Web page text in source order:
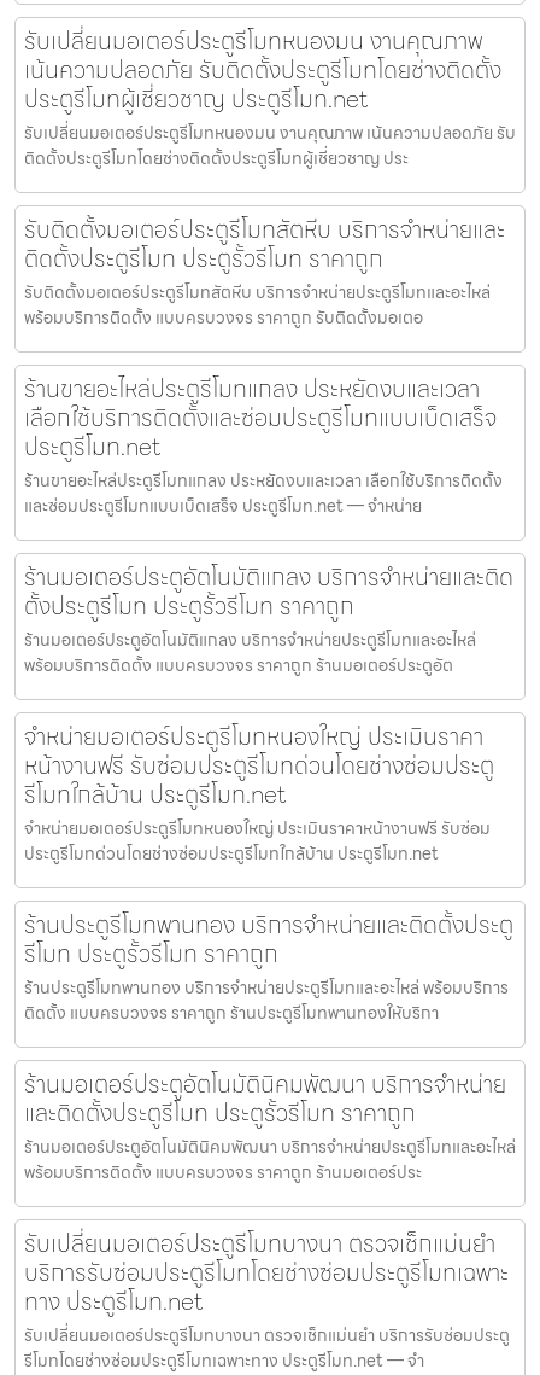
รับเปลี่ยนมอเตอร์ประตูรีโมทหนองมน งานคุณภาพ
เน้นความปลอดภัย รับติดตั้งประตูรีโมทโดยช่างติดตั้ง
ประตูรีโมทผู้เชี่ยวชาญ ประตูรีโมท.net
รับเปลี่ยนมอเตอร์ประตูรีโมทหนองมน งานคุณภาพ เน้นความปลอดภัย รับ
ติดตั้งประตูรีโมทโดยช่างติดตั้งประตูรีโมทผู้เชี่ยวชาญ ประ
รับติดตั้งมอเตอร์ประตูรีโมทสัตหีบ บริการจำหน่ายและ
ติดตั้งประตูรีโมท ประตูรั้วรีโมท ราคาถูก
รับติดตั้งมอเตอร์ประตูรีโมทสัตหีบ บริการจำหน่ายประตูรีโมทและอะไหล่
พร้อมบริการติดตั้ง แบบครบวงจร ราคาถูก รับติดตั้งมอเตอ
ร้านขายอะไหล่ประตูรีโมทแกลง ประหยัดงบและเวลา
เลือกใช้บริการติดตั้งและซ่อมประตูรีโมทแบบเบ็ดเสร็จ
ประตูรีโมท.net
ร้านขายอะไหล่ประตูรีโมทแกลง ประหยัดงบและเวลา เลือกใช้บริการติดตั้ง
และซ่อมประตูรีโมทแบบเบ็ดเสร็จ ประตูรีโมท.net — จำหน่าย
ร้านมอเตอร์ประตูอัตโนมัติแกลง บริการจำหน่ายและติด
ตั้งประตูรีโมท ประตูรั้วรีโมท ราคาถูก
ร้านมอเตอร์ประตูอัตโนมัติแกลง บริการจำหน่ายประตูรีโมทและอะไหล่
พร้อมบริการติดตั้ง แบบครบวงจร ราคาถูก ร้านมอเตอร์ประตูอัต
จำหน่ายมอเตอร์ประตูรีโมทหนองใหญ่ ประเมินราคา
หน้างานฟรี รับซ่อมประตูรีโมทด่วนโดยช่างซ่อมประตู
รีโมทใกล้บ้าน ประตูรีโมท.net
จำหน่ายมอเตอร์ประตูรีโมทหนองใหญ่ ประเมินราคาหน้างานฟรี รับซ่อม
ประตูรีโมทด่วนโดยช่างซ่อมประตูรีโมทใกล้บ้าน ประตูรีโมท.net
ร้านประตูรีโมทพานทอง บริการจำหน่ายและติดตั้งประตู
รีโมท ประตูรั้วรีโมท ราคาถูก
ร้านประตูรีโมทพานทอง บริการจำหน่ายประตูรีโมทและอะไหล่ พร้อมบริการ
ติดตั้ง แบบครบวงจร ราคาถูก ร้านประตูรีโมทพานทองให้บริกา
ร้านมอเตอร์ประตูอัตโนมัตินิคมพัฒนา บริการจำหน่าย
และติดตั้งประตูรีโมท ประตูรั้วรีโมท ราคาถูก
ร้านมอเตอร์ประตูอัตโนมัตินิคมพัฒนา บริการจำหน่ายประตูรีโมทและอะไหล่
พร้อมบริการติดตั้ง แบบครบวงจร ราคาถูก ร้านมอเตอร์ประ
รับเปลี่ยนมอเตอร์ประตูรีโมทบางนา ตรวจเช็กแม่นยำ
บริการรับซ่อมประตูรีโมทโดยช่างซ่อมประตูรีโมทเฉพาะ
ทาง ประตูรีโมท.net
รับเปลี่ยนมอเตอร์ประตูรีโมทบางนา ตรวจเช็กแม่นยำ บริการรับซ่อมประตู
รีโมทโดยช่างซ่อมประตูรีโมทเฉพาะทาง ประตูรีโมท.net — จำ